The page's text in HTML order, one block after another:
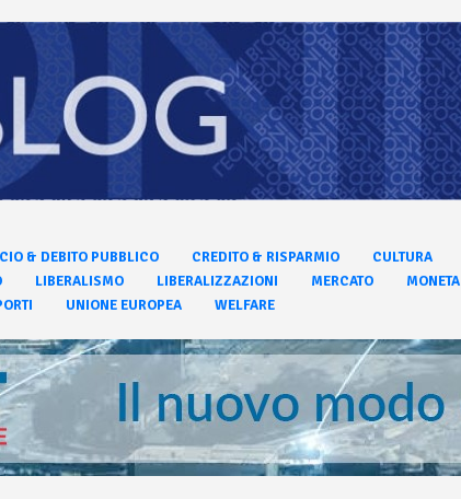
& DEBITO PUBBLICO CREDITO & RISPARMIO CULTURA
LIBERALISMO LIBERALIZZAZIONI MERCATO MONETA
UNIONE EUROPEA WELFARE